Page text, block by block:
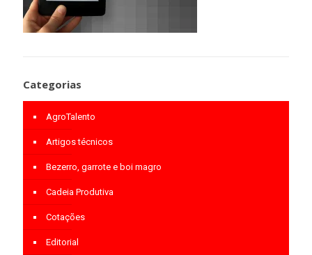
Categorias
AgroTalento
Artigos técnicos
Bezerro, garrote e boi magro
Cadeia Produtiva
Cotações
Editorial